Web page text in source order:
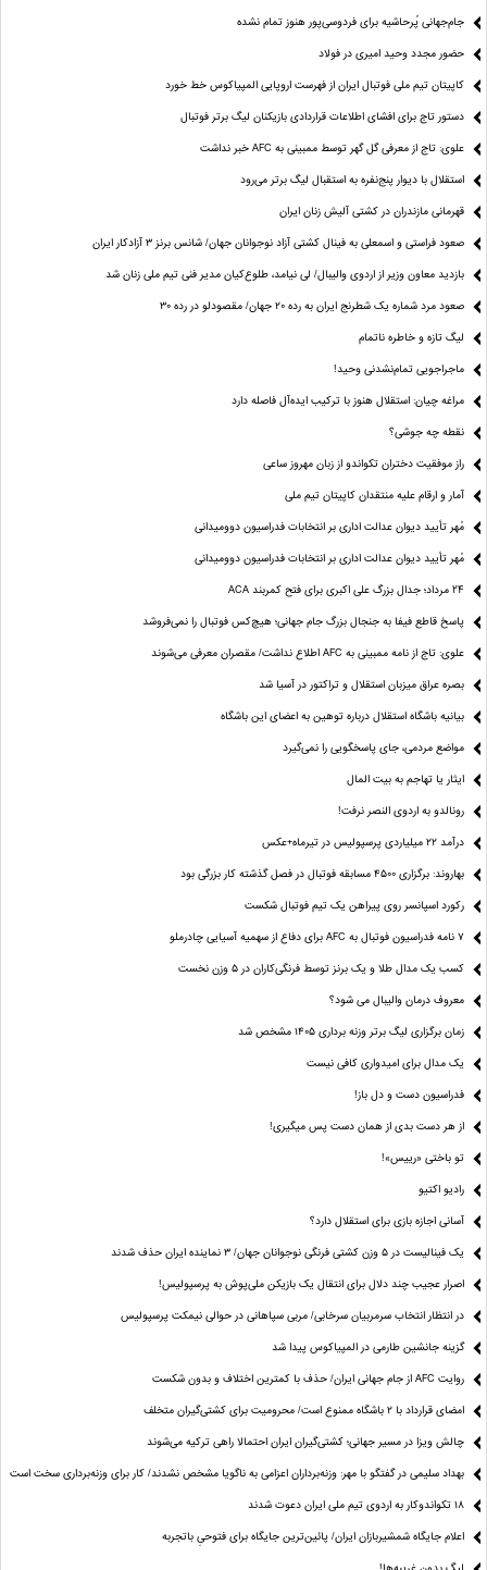
جام‌جهانی پُرحاشیه برای فردوسی‌پور هنوز تمام نشده
حضور مجدد وحید امیری در فولاد
کاپیتان تیم ملی فوتبال ایران از فهرست اروپایی المپیاکوس خط خورد
دستور تاج برای افشای اطلاعات قراردادی بازیکنان لیگ برتر فوتبال
علوی: تاج از معرفی گل گهر توسط ممبینی به AFC خبر نداشت
استقلال با دیوار پنج‌نفره به استقبال لیگ برتر می‌رود
قهرمانی مازندران در کشتی آلیش زنان ایران
صعود فراستی و اسمعلی به فینال کشتی آزاد نوجوانان جهان/ شانس برنز ۳ آزادکار ایران
بازدید معاون وزیر از اردوی والیبال/ لی نیامد، طلوع‌کیان مدیر فنی تیم ملی زنان شد
صعود مرد شماره یک شطرنج ایران به رده ۲۰ جهان/ مقصودلو در رده ۳۰
لیگ تازه و خاطره ناتمام
ماجراجویی تمام‌نشدنی وحید!
مراغه چیان: استقلال هنوز با ترکیب ایده‌آل فاصله دارد
نقطه چه جوشی؟
راز موفقیت دختران تکواندو از زبان مهروز ساعی
آمار و ارقام علیه منتقدان کاپیتان تیم ملی
مُهر تأیید دیوان عدالت اداری بر انتخابات فدراسیون دوومیدانی
مُهر تأیید دیوان عدالت اداری بر انتخابات فدراسیون دوومیدانی
24 مرداد؛ جدال بزرگ علی‌ اکبری برای فتح کمربند ACA
پاسخ قاطع فیفا به جنجال بزرگ جام جهانی؛ هیچ‌کس فوتبال را نمی‌فروشد
علوی: تاج از نامه ممبینی به AFC اطلاع نداشت/ مقصران معرفی می‌شوند
بصره عراق میزبان استقلال و تراکتور در آسیا شد
بیانیه باشگاه استقلال درباره توهین به اعضای این باشگاه
مواضع مردمی، جای پاسخگویی را نمی‌گیرد
ایثار یا تهاجم به بیت المال
رونالدو به اردوی النصر نرفت!
درآمد ۲۲ میلیاردی پرسپولیس در تیرماه+عکس
بهاروند: برگزاری ۴۵۰۰ مسابقه فوتبال در فصل گذشته کار بزرگی بود
رکورد اسپانسر روی پیراهن یک تیم فوتبال شکست
۷ نامه فدراسیون فوتبال به AFC برای دفاع از سهمیه آسیایی چادرملو
کسب یک مدال طلا و یک برنز توسط فرنگی‌کاران در ۵ وزن نخست
معروف درمان والیبال می شود؟
زمان برگزاری لیگ برتر وزنه برداری ۱۴۰۵ مشخص شد
یک مدال برای امیدواری کافی نیست
فدراسیون دست‌ و دل باز!
از هر دست بدی از همان دست پس میگیری!
تو باختی «رییس»!
رادیو اکتیو
آسانی اجازه بازی برای استقلال دارد؟
یک فینالیست در ۵ وزن کشتی فرنگی نوجوانان جهان/ ۳ نماینده ایران حذف شدند
اصرار عجیب چند دلال برای انتقال یک بازیکن ملی‌پوش به پرسپولیس!
در انتظار انتخاب سرمربیان سرخابی/ مربی سپاهانی در حوالی نیمکت پرسپولیس
گزینه جانشین طارمی در المپیاکوس پیدا شد
روایت AFC از جام جهانی ایران/ حذف با کمترین اختلاف و بدون شکست
امضای قرارداد با ۲ باشگاه ممنوع است/ محرومیت برای کشتی‌گیران متخلف
چالش ویزا در مسیر جهانی؛ کشتی‌گیران ایران احتمالا راهی ترکیه می‌شوند
بهداد سلیمی در گفتگو با مهر: وزنه‌برداران اعزامی به ناگویا مشخص نشدند/ کار برای وزنه‌برداری سخت است
۱۸ تکواندوکار به اردوی تیم ملی ایران دعوت شدند
اعلام جایگاه شمشیربازان ایران/ پائین‌ترین جایگاه برای فتوحیِ باتجربه